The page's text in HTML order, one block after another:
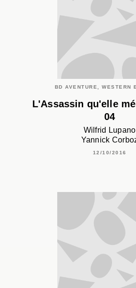
BD AVENTURE, WESTERN
L'Assassin qu'elle
04
Wilfrid Lupano
Yannick
12/10/2016